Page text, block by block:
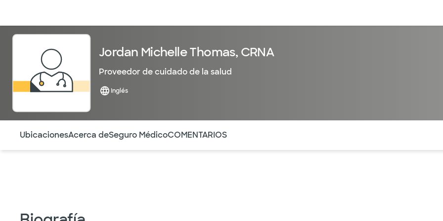
Jordan Michelle Thomas, CRNA
Proveedor de cuidado de la salud
Inglés
UbicacionesAcerca deSeguro MédicoCOMENTARIOS